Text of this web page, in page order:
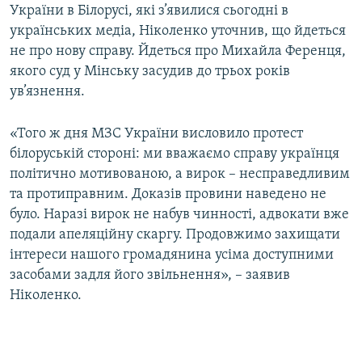
України в Білорусі, які з’явилися сьогодні в
українських медіа, Ніколенко уточнив, що йдеться
не про нову справу. Йдеться про Михайла Ференця,
якого суд у Мінську засудив до трьох років
ув’язнення.
«Того ж дня МЗС України висловило протест
білоруській стороні: ми вважаємо справу українця
політично мотивованою, а вирок – несправедливим
та протиправним. Доказів провини наведено не
було. Наразі вирок не набув чинності, адвокати вже
подали апеляційну скаргу. Продовжимо захищати
інтереси нашого громадянина усіма доступними
засобами задля його звільнення», – заявив
Ніколенко.